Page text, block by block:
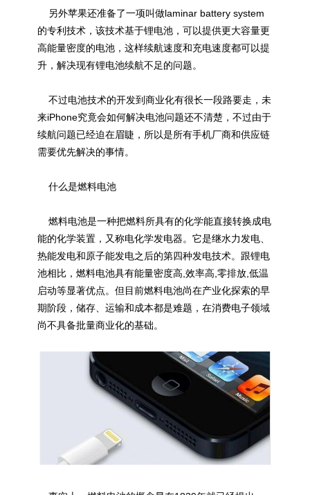
另外苹果还准备了一项叫做laminar battery system
的专利技术，该技术基于锂电池，可以提供更大容量更
高能量密度的电池，这样续航速度和充电速度都可以提
升，解决现有锂电池续航不足的问题。
不过电池技术的开发到商业化有很长一段路要走，未
来iPhone究竟会如何解决电池问题还不清楚，不过由于
续航问题已经迫在眉睫，所以是所有手机厂商和供应链
需要优先解决的事情。
什么是燃料电池
燃料电池是一种把燃料所具有的化学能直接转换成电
能的化学装置，又称电化学发电器。它是继水力发电、
热能发电和原子能发电之后的第四种发电技术。跟锂电
池相比，燃料电池具有能量密度高,效率高,零排放,低温
启动等显著优点。但目前燃料电池尚在产业化探索的早
期阶段，储存、运输和成本都是难题，在消费电子领域
尚不具备批量商业化的基础。